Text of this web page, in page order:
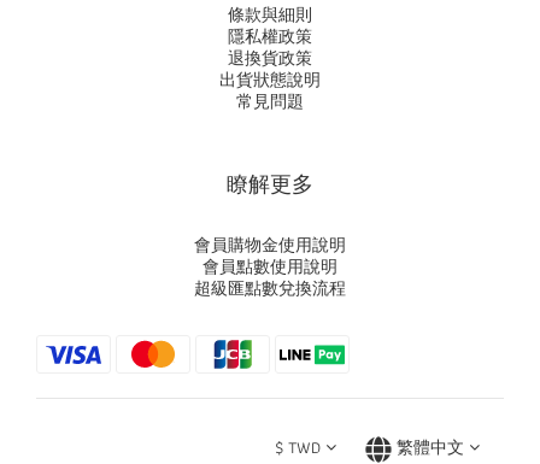
條款與細則
隱私權政策
退換貨政策
出貨狀態說明
常見問題
瞭解更多
會員購物金使用說明
會員點數使用說明
超級匯點數兌換流程
$TWD 繁體中文